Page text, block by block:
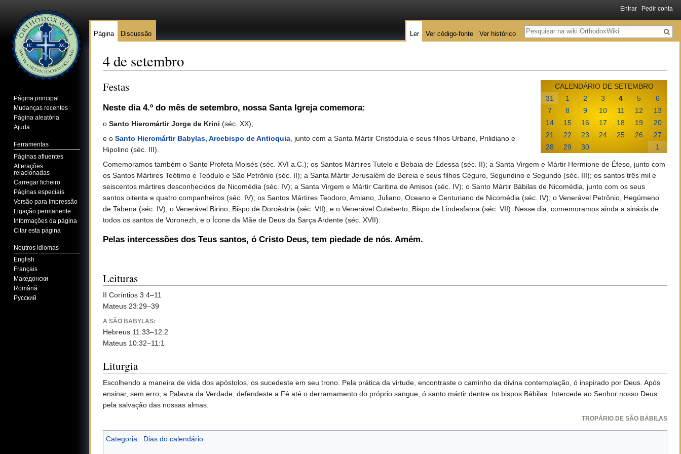
4 de setembro
CALENDÁRIO DE SETEMBRO
31
1 2 3 4 5
6
7
8 9 10 11 12
13
14
15 16 17 18 19
20
21
22 23 24 25 26
27
28
29 30 1
Festas
Neste dia 4.º do mês de setembro, nossa Santa Igreja comemora:
o Santo Hieromártir Jorge de Krini (séc. XX);
e o Santo Hieromártir Babylas, Arcebispo de Antioquia , junto com a Santa Mártir Cristódula e seus filhos Urbano, Prilidiano e
Hipolino (séc. III).
Comemoramos também o Santo Profeta Moisés (séc. XVI a.C.); os Santos Mártires Tutelo e Bebaia de Edessa (séc. II); a Santa Virgem e Mártir Hermione de Éfeso, junto com
os Santos Mártires Teótimo e Teódulo e São Petrônio (séc. II); a Santa Mártir Jerusalém de Bereia e seus filhos Céguro, Segundino e Segundo (séc. III); os santos três mil e
seiscentos mártires desconhecidos de Nicomédia (séc. IV); a Santa Virgem e Mártir Caritina de Amisos (séc. IV); o Santo Mártir Bábilas de Nicomédia, junto com os seus
santos oitenta e quatro companheiros (séc. IV); os Santos Mártires Teodoro, Amiano, Juliano, Oceano e Centuriano de Nicomédia (séc. IV); o Venerável Petrônio, Hegúmeno
de Tabena (séc. IV); o Venerável Birino, Bispo de Dorcéstria (séc. VII); e o Venerável Cuteberto, Bispo de Lindesfarna (séc. VII). Nesse dia, comemoramos ainda a sináxis de
todos os santos de Voronezh, e o Ícone da Mãe de Deus da Sarça Ardente (séc. XVII).
Pelas intercessões dos Teus santos, ó Cristo Deus, tem piedade de nós. Amém.
Leituras
II Coríntios 3:4–11
Mateus 23:29–39
A SÃO BABYLAS:
Hebreus 11:33–12:2
Mateus 10:32–11:1
Liturgia
Escolhendo a maneira de vida dos apóstolos, os sucedeste em seu trono. Pela prática da virtude, encontraste o caminho da divina contemplação, ó inspirado por Deus. Após
ensinar, sem erro, a Palavra da Verdade, defendeste a Fé até o derramamento do próprio sangue, ó santo mártir dentre os bispos Bábilas. Intercede ao Senhor nosso Deus
pela salvação das nossas almas.
TROPÁRIO DE SÃO BÁBILAS
Categoria: Dias do calendário
Entrar Pedir conta
Página Discussão Ler Ver código-fonte Ver histórico
Pesquisa
Página principal
Mudanças recentes
Página aleatória
Ajuda
Ferramentas
Páginas afluentes
Alterações
relacionadas
Carregar ficheiro
Páginas especiais
Versão para impressão
Ligação permanente
Informações da página
Citar esta página
Noutros idiomas
English
Français
Македонски
Română
Русский